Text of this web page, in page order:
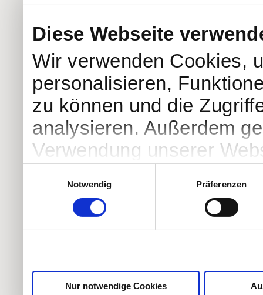
Diese Webseite
Wir verwenden Cookies,
personalisieren,
zu können und die
analysieren. Außerdem
Verwendung unserer
Partner führen diese
weiteren Daten
Notwendig
Präferenzen
Nur notwendige Cookies